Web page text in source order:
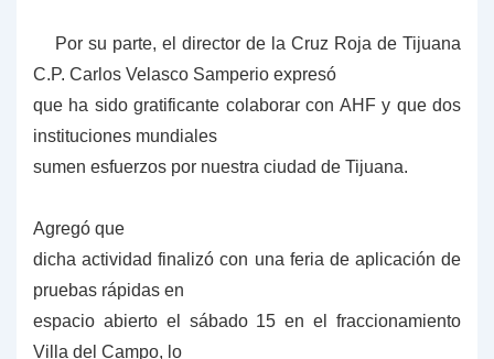
Por su parte, el director de la Cruz Roja de Tijuana
C.P. Carlos Velasco Samperio expresó
que ha sido gratificante colaborar con AHF y que dos
instituciones mundiales
sumen esfuerzos por nuestra ciudad de Tijuana.
Agregó que
dicha actividad finalizó con una feria de aplicación de
pruebas rápidas en
espacio abierto el sábado 15 en el fraccionamiento
Villa del Campo, lo